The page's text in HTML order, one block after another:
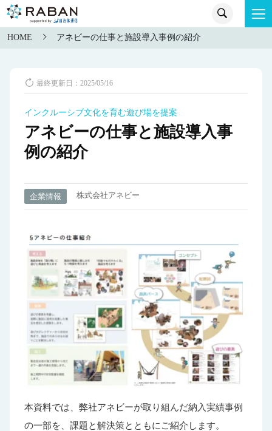
HOME アネビーの仕事と施設導入事例の紹介
最終更新日：2025/05/16
インクルーシブ文化を育む遊び場を提案
アネビーの仕事と施設導入事
例の紹介
企業情報 株式会社アネビー
本資料では、弊社アネビーが取り組んだ納入実績事例
の一部を、課題と解決策とともにご紹介します。